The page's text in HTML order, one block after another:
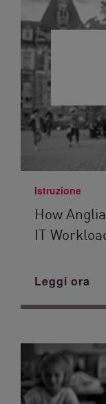
Istruzione
How
IT
Leggi ora